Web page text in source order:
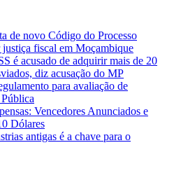
de novo Código do Processo
fiscal em Moçambique
é acusado de adquirir mais de 20
diz acusação do MP
para avaliação de
Vencedores Anunciados e
Dólares
antigas é a chave para o